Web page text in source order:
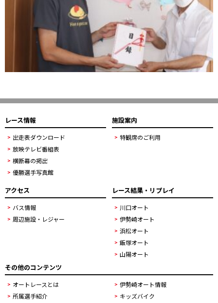
レース情報
出走表ダウンロード
放映テレビ番組表
横断幕の掲出
優勝選手写真館
施設案内
特観席のご利用
アクセス
バス情報
周辺施設・レジャー
レース結果・リプレイ
川口オート
伊勢崎オート
浜松オート
飯塚オート
山陽オート
その他のコンテンツ
オートレースとは
伊勢崎オート情報
所属選手紹介
キッズバイク